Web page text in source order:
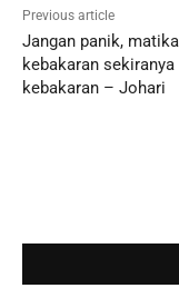
Previous article
Jangan panik,
kebakaran
kebakaran – Johari